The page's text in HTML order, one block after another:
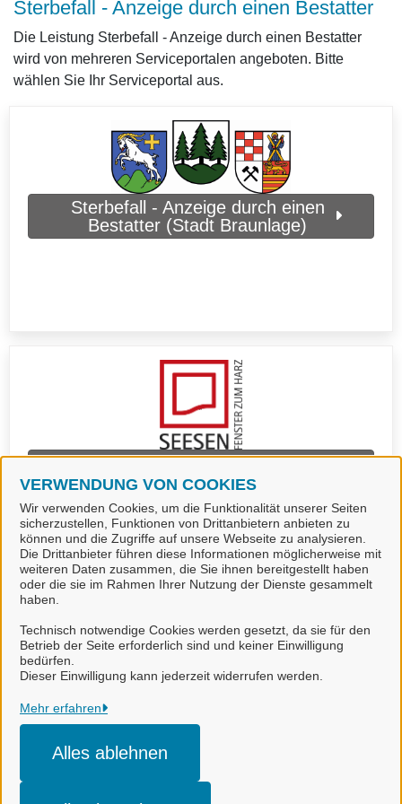
VERWENDUNG VON COOKIES
Wir verwenden Cookies, um die Funktionalität unserer Seiten
sicherzustellen, Funktionen von Drittanbietern anbieten zu
können und die Zugriffe auf unsere Webseite zu analysieren.
Die Drittanbieter führen diese Informationen möglicherweise mit
weiteren Daten zusammen, die Sie ihnen bereitgestellt haben
oder die sie im Rahmen Ihrer Nutzung der Dienste gesammelt
haben.
Technisch notwendige Cookies werden gesetzt, da sie für den
Betrieb der Seite erforderlich sind und keiner Einwilligung
bedürfen.
Dieser Einwilligung kann jederzeit widerrufen werden.
Mehr erfahren
Alles ablehnen
Sterbefall - Anzeige durch einen Bestatter
Die Leistung Sterbefall - Anzeige durch einen Bestatter
wird von mehreren Serviceportalen angeboten. Bitte
wählen Sie Ihr Serviceportal aus.
Sterbefall - Anzeige durch einen
Bestatter (Stadt Braunlage)
Landkreis Goslar
Alle Rechte vorbehalten